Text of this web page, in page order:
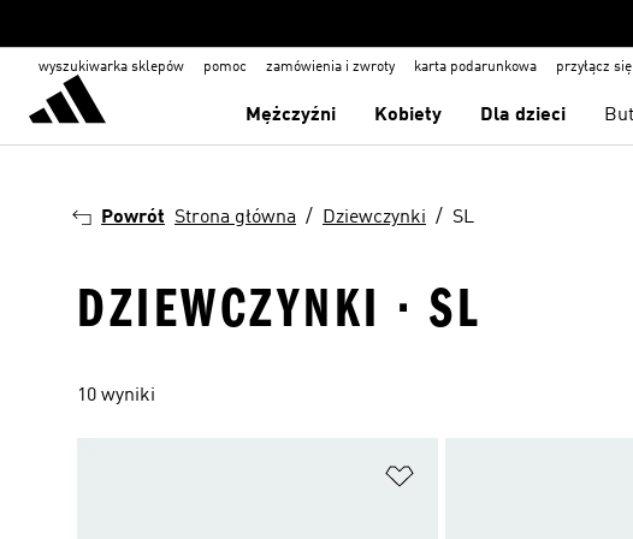
wyszukiwarka sklepów pomoc zamówienia i zwroty karta podarunkowa przyłącz
Mężczyźni Kobiety Dla dzieci
Powrót Strona główna Dziewczynki SL
DZIEWCZYNKI · SL
10 wyniki